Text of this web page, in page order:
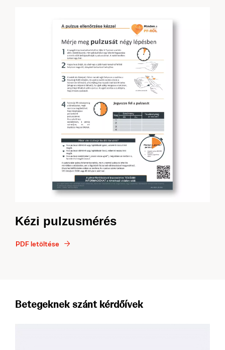
Kézi pulzusmérés
PDF letöltése
Betegeknek szánt kérdőívek